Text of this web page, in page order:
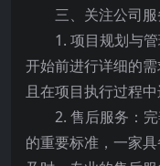
三、关注公司
1. 项目规划与
开始前进行详细的
且在项目执行过程
2. 售后服务：
的重要标准，一家